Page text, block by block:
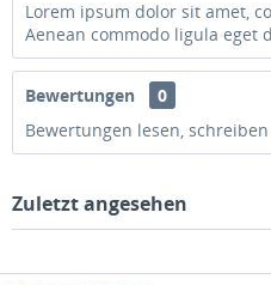
Lorem ipsum dolor sit amet,
Aenean commodo ligula eget
Bewertungen
0
Bewertungen lesen,
Zuletzt angesehen